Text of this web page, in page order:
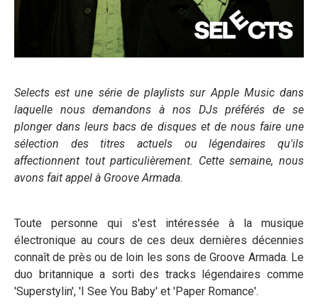
Selects est une série de playlists sur Apple Music dans
laquelle nous demandons à nos DJs préférés de se
plonger dans leurs bacs de disques et de nous faire une
sélection des titres actuels ou légendaires qu'ils
affectionnent tout particulièrement. Cette semaine, nous
avons fait appel à Groove Armada.
Toute personne qui s'est intéressée à la musique
électronique au cours de ces deux dernières décennies
connaît de près ou de loin les sons de Groove Armada. Le
duo britannique a sorti des tracks légendaires comme
'Superstylin', 'I See You Baby' et 'Paper Romance'.